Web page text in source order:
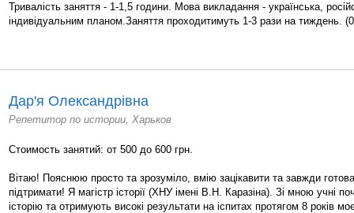
Тривалість заняття - 1-1,5 години. Мова викладання - українська,
індивідуальним планом.Заняття проходитимуть 1-3 рази на тиждень.
Дар'я Олександрівна
Репетитор по истории, Харьков
Стоимость занятий: от 500 до 600 грн.
Вітаю! Пояснюю просто та зрозуміло, вмію зацікавити та завжди
підтримати! Я магістр історії (ХНУ імені В.Н. Каразіна). Зі мною учні
історію та отримують високі результати на іспитах протягом 8 років